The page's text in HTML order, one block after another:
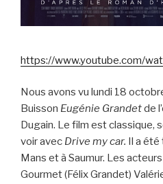
https://www.youtube.com/
Nous avons vu lundi 18
Buisson Eugénie Grandetde
Dugain. Le film est classique,
voir avec Drive my car. Il a été
Mans et à Saumur. Les
Gourmet (Félix Grandet)